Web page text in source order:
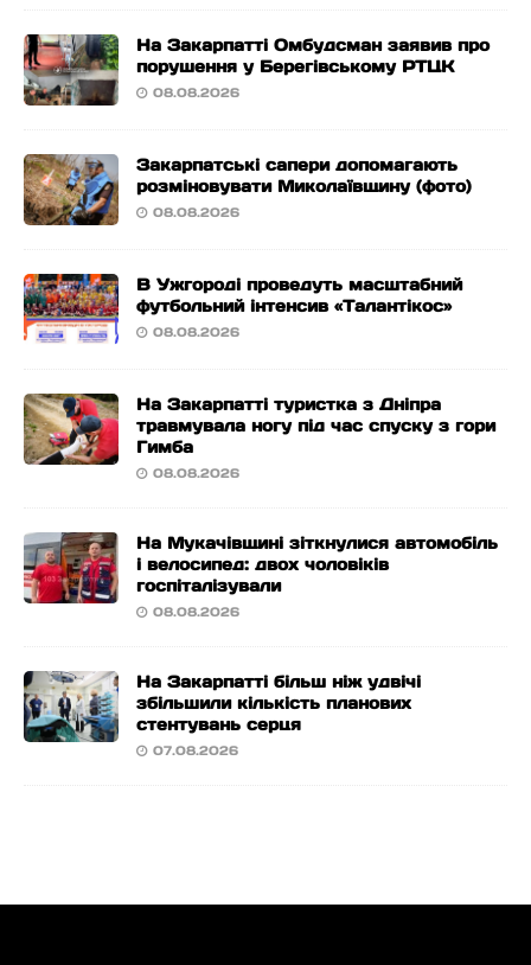
На Закарпатті Омбудсман заявив про
порушення у Берегівському РТЦК
08.08.2026
Закарпатські сапери допомагають
розміновувати Миколаївщину (фото)
08.08.2026
В Ужгороді проведуть масштабний
футбольний інтенсив «Талантікос»
08.08.2026
На Закарпатті туристка з Дніпра
травмувала ногу під час спуску з гори
Гимба
08.08.2026
На Мукачівщині зіткнулися автомобіль
і велосипед: двох чоловіків
госпіталізували
08.08.2026
На Закарпатті більш ніж удвічі
збільшили кількість планових
стентувань серця
07.08.2026